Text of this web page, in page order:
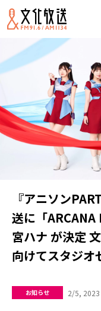
『アニソン
送に「
宮ハナ が決定
向けてスタジオ
お知らせ 2/5, 2023